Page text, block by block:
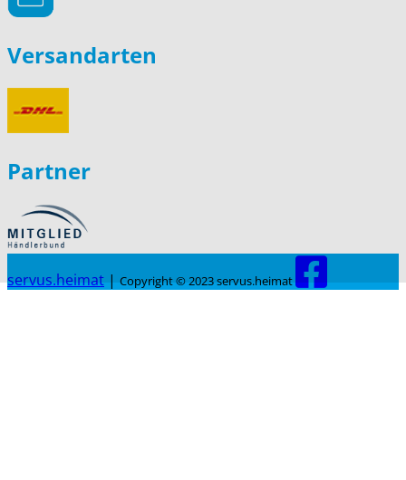
Versandarten
Partner
servus.heimat | Copyright © 2023 servus.heimat